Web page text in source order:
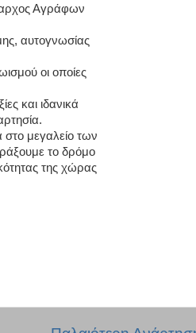
Αγράφων
αυτογνωσίας
οι οποίες
και ιδανικά
στο μεγαλείο των
ουμε το δρόμο
της χώρας